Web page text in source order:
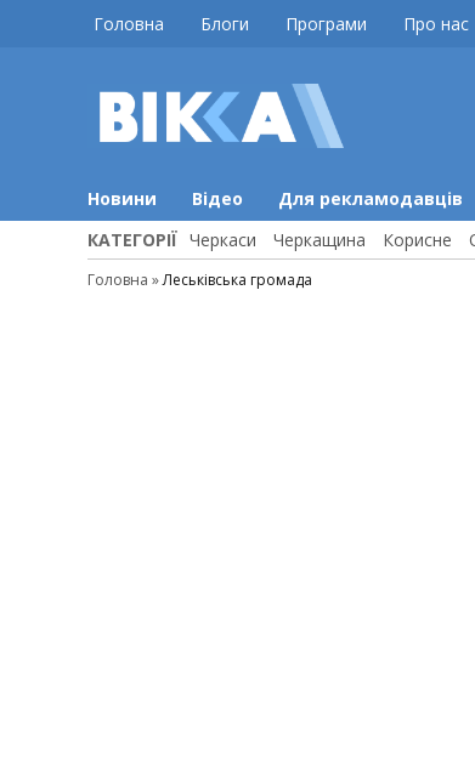
Головна Блоги Програми Про нас
Новини Відео Для рекламодавців
КАТЕГОРІЇ Черкаси Черкащина Корисне
Головна »Леськівська громада